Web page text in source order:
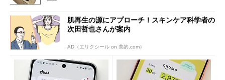
肌再生の源にアプローチ！スキンケア科学者の
次田哲也さんが案内
AD（エリクシール on 美的.com）